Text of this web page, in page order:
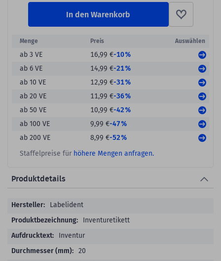
In den Warenkorb
Menge Preis Auswählen
ab 3 VE 16,99 €-10%
ab 6 VE
14,99 €-21%
ab 10 VE
12,99 €-31%
ab 20 VE
11,99 €-36%
ab 50 VE
10,99 €-42%
ab 100 VE
9,99 €-47%
ab 200 VE
8,99 €-52%
Staffelpreise für höhere Mengen anfragen.
Produktdetails
ProduktdetailsLabelident
Inventuretikett
Inventur
20